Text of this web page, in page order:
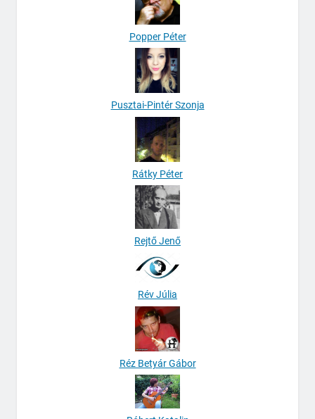
Popper Péter
Pusztai-Pintér Szonja
Rátky Péter
Rejtő Jenő
Rév Júlia
Réz Betyár Gábor